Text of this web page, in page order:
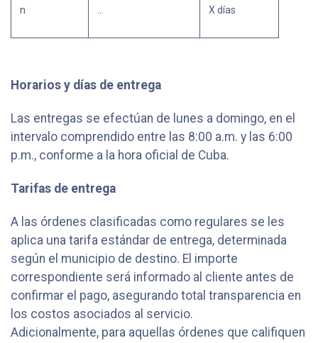
n X días
Horarios y días de entrega
Las entregas se efectúan de lunes a domingo, en el
intervalo comprendido entre las 8:00 a.m. y las 6:00
p.m., conforme a la hora oficial de Cuba.
Tarifas de entrega
A las órdenes clasificadas como regulares se les
aplica una tarifa estándar de entrega, determinada
según el municipio de destino. El importe
correspondiente será informado al cliente antes de
confirmar el pago, asegurando total transparencia en
los costos asociados al servicio.
Adicionalmente, para aquellas órdenes que califiquen